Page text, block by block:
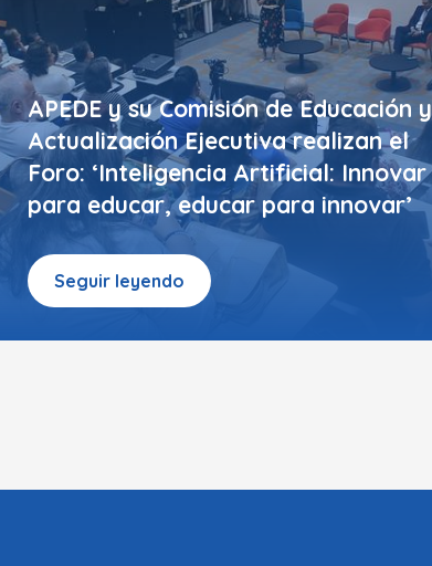
APEDE y su Comisión de Educación y
Actualización Ejecutiva realizan el
Foro: ‘Inteligencia Artificial: Innovar
para educar, educar para innovar’
Seguir leyendo